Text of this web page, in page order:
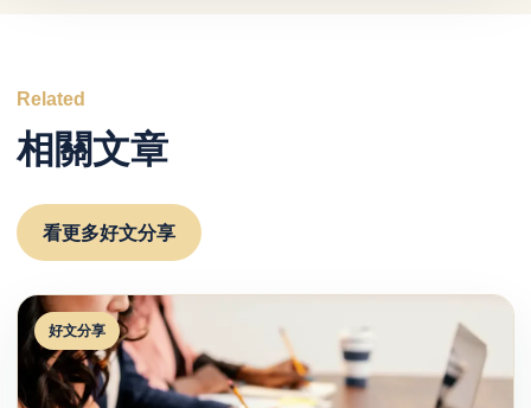
Related
相關文章
看更多好文分享
好文分享